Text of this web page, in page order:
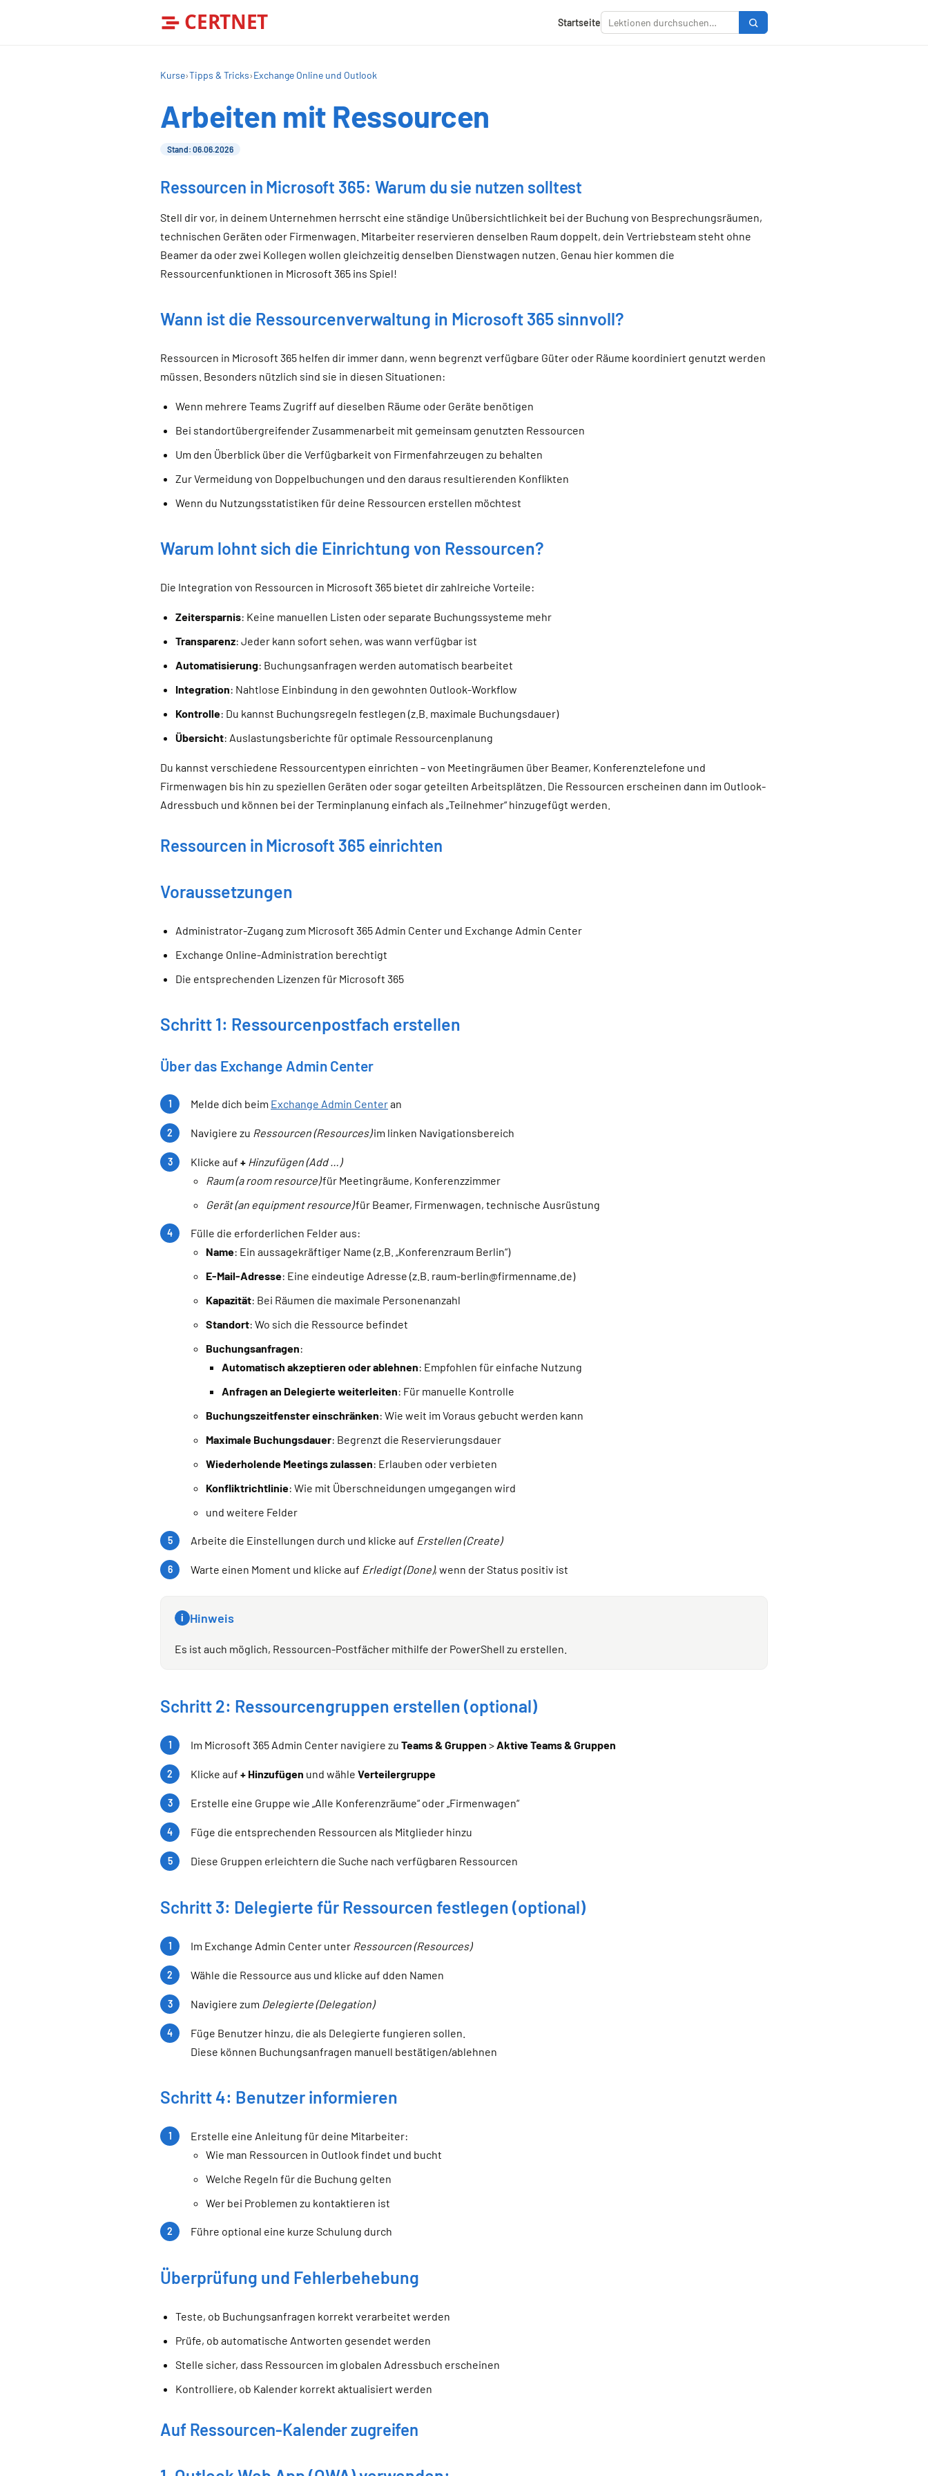
CERTNET Startseite
Kurse›Tipps & Tricks›Exchange Online und Outlook
Arbeiten mit Ressourcen
Stand: 06.06.2026
Ressourcen in Microsoft 365: Warum du sie nutzen solltest
Stell dir vor, in deinem Unternehmen herrscht eine ständige Unübersichtlichkeit bei der Buchung von Besprechungsräumen,
technischen Geräten oder Firmenwagen. Mitarbeiter reservieren denselben Raum doppelt, dein Vertriebsteam steht ohne
Beamer da oder zwei Kollegen wollen gleichzeitig denselben Dienstwagen nutzen. Genau hier kommen die
Ressourcenfunktionen in Microsoft 365 ins Spiel!
Wann ist die Ressourcenverwaltung in Microsoft 365 sinnvoll?
Ressourcen in Microsoft 365 helfen dir immer dann, wenn begrenzt verfügbare Güter oder Räume koordiniert genutzt werden
müssen. Besonders nützlich sind sie in diesen Situationen:
Wenn mehrere Teams Zugriff auf dieselben Räume oder Geräte benötigen
Bei standortübergreifender Zusammenarbeit mit gemeinsam genutzten Ressourcen
Um den Überblick über die Verfügbarkeit von Firmenfahrzeugen zu behalten
Zur Vermeidung von Doppelbuchungen und den daraus resultierenden Konflikten
Wenn du Nutzungsstatistiken für deine Ressourcen erstellen möchtest
Warum lohnt sich die Einrichtung von Ressourcen?
Die Integration von Ressourcen in Microsoft 365 bietet dir zahlreiche Vorteile:
Zeitersparnis: Keine manuellen Listen oder separate Buchungssysteme mehr
Transparenz: Jeder kann sofort sehen, was wann verfügbar ist
Automatisierung: Buchungsanfragen werden automatisch bearbeitet
Integration: Nahtlose Einbindung in den gewohnten Outlook-Workflow
Kontrolle: Du kannst Buchungsregeln festlegen (z.B. maximale Buchungsdauer)
Übersicht: Auslastungsberichte für optimale Ressourcenplanung
Du kannst verschiedene Ressourcentypen einrichten – von Meetingräumen über Beamer, Konferenztelefone und
Firmenwagen bis hin zu speziellen Geräten oder sogar geteilten Arbeitsplätzen. Die Ressourcen erscheinen dann im Outlook-
Adressbuch und können bei der Terminplanung einfach als „Teilnehmer“ hinzugefügt werden.
Ressourcen in Microsoft 365 einrichten
Voraussetzungen
Administrator-Zugang zum Microsoft 365 Admin Center und Exchange Admin Center
Exchange Online-Administration berechtigt
Die entsprechenden Lizenzen für Microsoft 365
Schritt 1: Ressourcenpostfach erstellen
Über das Exchange Admin Center
Melde dich beim Exchange Admin Centeran
Navigiere zu Ressourcen (Resources)im linken Navigationsbereich
Klicke auf + Hinzufügen (Add …)
Raum (a room resource)für Meetingräume, Konferenzzimmer
Gerät (an equipment resource)für Beamer, Firmenwagen, technische Ausrüstung
Fülle die erforderlichen Felder aus:
Name: Ein aussagekräftiger Name (z.B. „Konferenzraum Berlin“)
E-Mail-Adresse: Eine eindeutige Adresse (z.B. raum-berlin@firmenname.de)
Kapazität: Bei Räumen die maximale Personenanzahl
Standort: Wo sich die Ressource befindet
Buchungsanfragen:
Automatisch akzeptieren oder ablehnen: Empfohlen für einfache Nutzung
Anfragen an Delegierte weiterleiten: Für manuelle Kontrolle
Buchungszeitfenster einschränken: Wie weit im Voraus gebucht werden kann
Maximale Buchungsdauer: Begrenzt die Reservierungsdauer
Wiederholende Meetings zulassen: Erlauben oder verbieten
Konfliktrichtlinie: Wie mit Überschneidungen umgegangen wird
und weitere Felder
Arbeite die Einstellungen durch und klicke auf Erstellen (Create)
Warte einen Moment und klicke auf Erledigt (Done), wenn der Status positiv ist
i Hinweis
Es ist auch möglich, Ressourcen-Postfächer mithilfe der PowerShell zu erstellen.
Schritt 2: Ressourcengruppen erstellen (optional)
Im Microsoft 365 Admin Center navigiere zu Teams & Gruppen >Aktive Teams & Gruppen
Klicke auf + Hinzufügen und wähle Verteilergruppe
Erstelle eine Gruppe wie „Alle Konferenzräume“ oder „Firmenwagen“
Füge die entsprechenden Ressourcen als Mitglieder hinzu
Diese Gruppen erleichtern die Suche nach verfügbaren Ressourcen
Schritt 3: Delegierte für Ressourcen festlegen (optional)
Im Exchange Admin Center unter Ressourcen (Resources)
Wähle die Ressource aus und klicke auf dden Namen
Navigiere zum Delegierte (Delegation)
Füge Benutzer hinzu, die als Delegierte fungieren sollen.
Diese können Buchungsanfragen manuell bestätigen/ablehnen
Schritt 4: Benutzer informieren
Erstelle eine Anleitung für deine Mitarbeiter:
Wie man Ressourcen in Outlook findet und bucht
Welche Regeln für die Buchung gelten
Wer bei Problemen zu kontaktieren ist
Führe optional eine kurze Schulung durch
Überprüfung und Fehlerbehebung
Teste, ob Buchungsanfragen korrekt verarbeitet werden
Prüfe, ob automatische Antworten gesendet werden
Stelle sicher, dass Ressourcen im globalen Adressbuch erscheinen
Kontrolliere, ob Kalender korrekt aktualisiert werden
Auf Ressourcen-Kalender zugreifen